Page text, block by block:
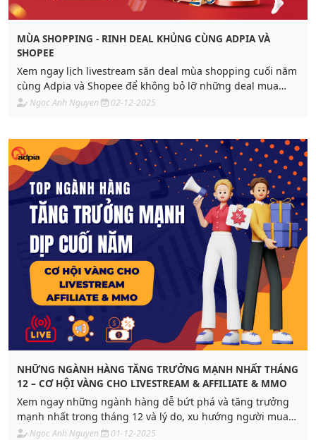
MÙA SHOPPING - RINH DEAL KHỦNG CÙNG ADPIA VÀ
SHOPEE
Xem ngay lịch livestream săn deal mùa shopping cuối năm
cùng Adpia và Shopee để không bỏ lỡ những deal mua
sắm tân trang cho nhà cửa trong tháng 12.
Ngoc Anh Nguyen 02-12-2025
NHỮNG NGÀNH HÀNG TĂNG TRƯỞNG MẠNH NHẤT THÁNG
12 – CƠ HỘI VÀNG CHO LIVESTREAM & AFFILIATE & MMO
Xem ngay những ngành hàng dễ bứt phá và tăng trưởng
mạnh nhất trong tháng 12 và lý do, xu hướng người mua
dịp cuối năm. Hội MMO & Affiliate càng nên biết để “bắt
Ngoc Anh Nguyen 01-12-2025